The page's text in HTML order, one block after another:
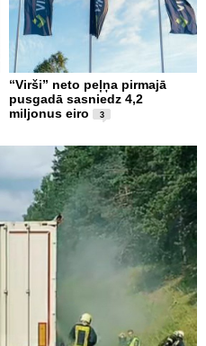
“Virši” neto peļņa pirmajā
pusgadā sasniedz 4,2
miljonus eiro
3